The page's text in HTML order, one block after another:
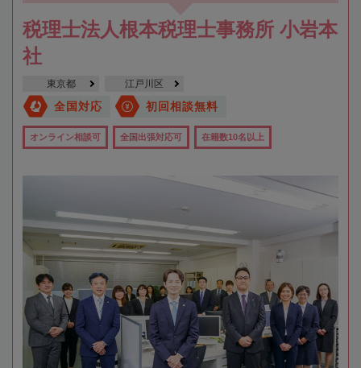
税理士法人根本税理士事務所 小岩本
社
東京都 江戸川区
全国対応 初回相談無料
オンライン相談可 全国出張対応可 在籍数10名以上